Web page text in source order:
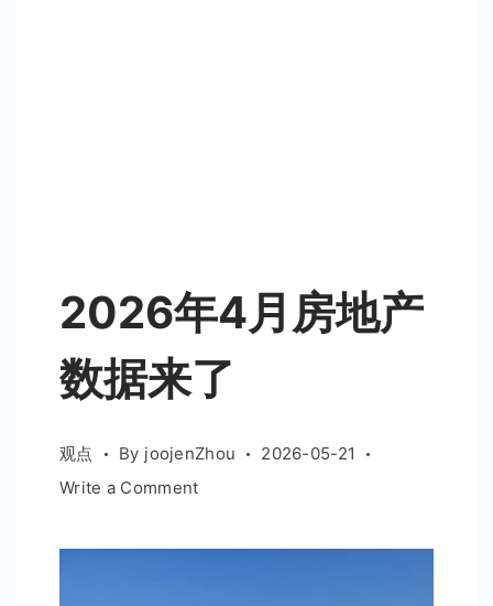
2026年4月房地产
数据来了
观点 By joojenZhou
2026-05-21
Write a Commenton
年